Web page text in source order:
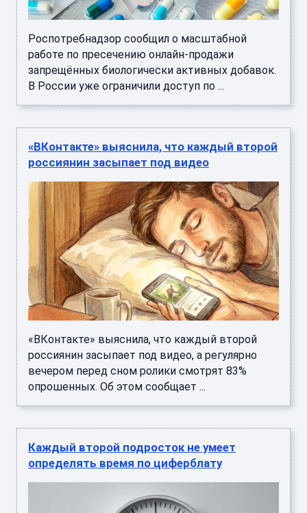
Роспотребнадзор сообщил о масштабной
работе по пресечению онлайн-продажи
запрещённых биологически активных добавок.
В России уже ограничили доступ по ...
«ВКонтакте» выяснила, что каждый второй
россиянин засыпает под видео
«ВКонтакте» выяснила, что каждый второй
россиянин засыпает под видео, а регулярно
вечером перед сном ролики смотрят 83%
опрошенных. Об этом сообщает ...
Каждый второй подросток не умеет
определять время по циферблату